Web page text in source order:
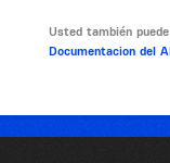
Usted también
Documentacion del